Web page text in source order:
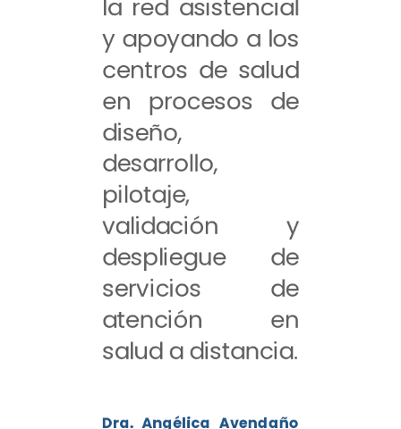
la red asistencial
y apoyando a los
centros de salud
en procesos de
diseño,
desarrollo,
pilotaje,
validación y
despliegue de
servicios de
atención en
salud a distancia.
Dra. Angélica Avendaño